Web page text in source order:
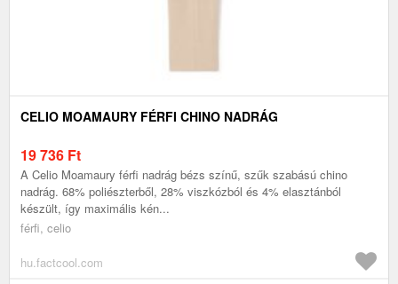
CELIO MOAMAURY FÉRFI CHINO NADRÁG
19 736 Ft
A Celio Moamaury férfi nadrág bézs színű, szűk szabású chino
nadrág. 68% poliészterből, 28% viszkózból és 4% elasztánból
készült, így maximális kén...
férfi, celio
hu.factcool.com